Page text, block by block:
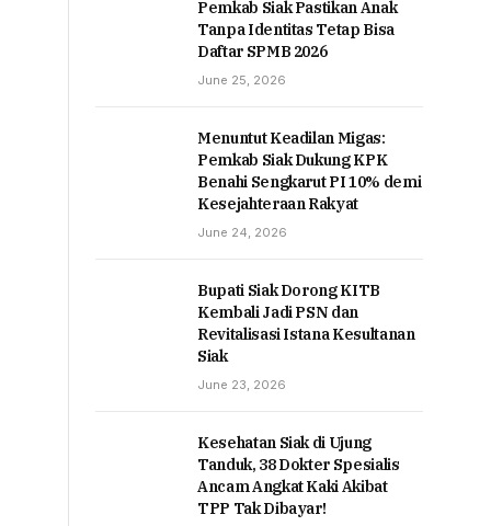
Pemkab Siak Pastikan Anak
Tanpa Identitas Tetap Bisa
Daftar SPMB 2026
June 25, 2026
Menuntut Keadilan Migas:
Pemkab Siak Dukung KPK
Benahi Sengkarut PI 10% demi
Kesejahteraan Rakyat
June 24, 2026
Bupati Siak Dorong KITB
Kembali Jadi PSN dan
Revitalisasi Istana Kesultanan
Siak
June 23, 2026
Kesehatan Siak di Ujung
Tanduk, 38 Dokter Spesialis
Ancam Angkat Kaki Akibat
TPP Tak Dibayar!